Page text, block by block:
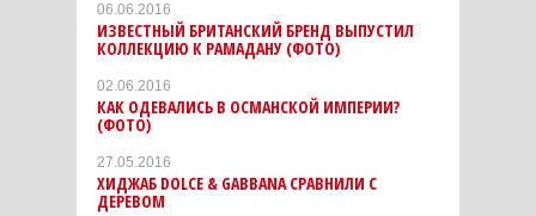
06.06.2016
ИЗВЕСТНЫЙ БРИТАНСКИЙ БРЕНД ВЫПУСТИЛ
КОЛЛЕКЦИЮ К РАМАДАНУ (ФОТО)
02.06.2016
КАК ОДЕВАЛИСЬ В ОСМАНСКОЙ ИМПЕРИИ?
(ФОТО)
27.05.2016
ХИДЖАБ DOLCE & GABBANA СРАВНИЛИ С
ДЕРЕВОМ